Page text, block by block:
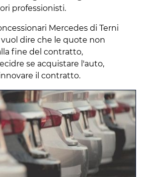
professionisti.
Mercedes di Terni
vuol dire che le quote non
fine del contratto,
se acquistare l'auto,
il contratto.